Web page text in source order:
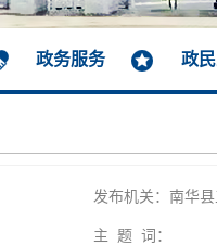
政务服务 政
发布机关：南华
主 题 词：